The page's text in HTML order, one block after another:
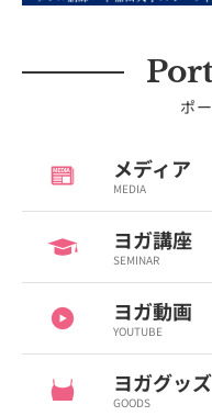
ポ
メディア
MEDIA
ヨガ講座
SEMINAR
ヨガ動画
YOUTUBE
ヨガグッズ
GOODS